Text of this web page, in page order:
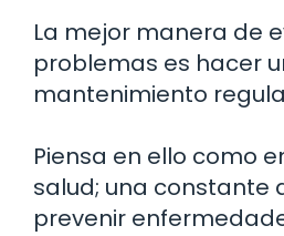
La mejor manera de
problemas es hacer
mantenimiento
Piensa en ello como
salud; una constante
prevenir